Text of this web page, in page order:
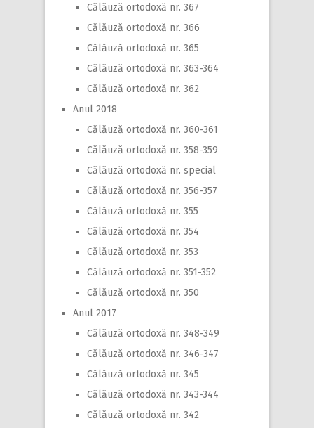
Călăuză ortodoxă nr. 367
Călăuză ortodoxă nr. 366
Călăuză ortodoxă nr. 365
Călăuză ortodoxă nr. 363-364
Călăuză ortodoxă nr. 362
Anul 2018
Călăuză ortodoxă nr. 360-361
Călăuză ortodoxă nr. 358-359
Călăuză ortodoxă nr. special
Călăuză ortodoxă nr. 356-357
Călăuză ortodoxă nr. 355
Călăuză ortodoxă nr. 354
Călăuză ortodoxă nr. 353
Călăuză ortodoxă nr. 351-352
Călăuză ortodoxă nr. 350
Anul 2017
Călăuză ortodoxă nr. 348-349
Călăuză ortodoxă nr. 346-347
Călăuză ortodoxă nr. 345
Călăuză ortodoxă nr. 343-344
Călăuză ortodoxă nr. 342